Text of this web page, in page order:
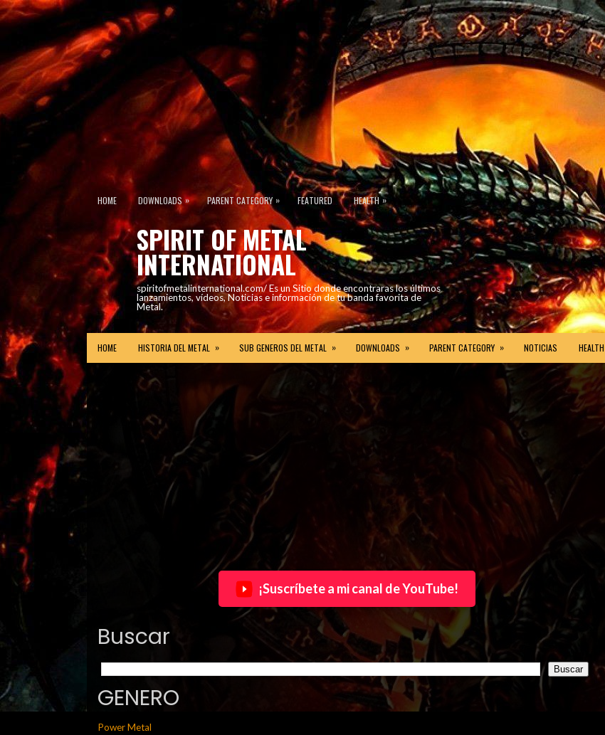
HOME DOWNLOADS » PARENT CATEGORY » FEATURED HEALTH »
SPIRIT OF METAL
INTERNATIONAL
spiritofmetalinternational.com/ Es un Sitio donde encontraras los últimos
lanzamientos, vídeos, Noticias e información de tu banda favorita de
Metal.
HOME HISTORIA DEL METAL » SUB GENEROS DEL METAL » DOWNLOADS » PARENT CATEGORY » NOTICIAS HEALTH
¡Suscríbete a mi canal de YouTube!
Buscar
GENERO
Power Metal